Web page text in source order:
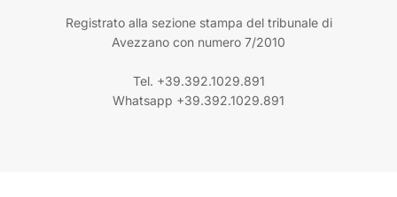
Registrato alla sezione stampa del tribunale di
Avezzano con numero 7/2010
Tel. +39.392.1029.891
Whatsapp +39.392.1029.891